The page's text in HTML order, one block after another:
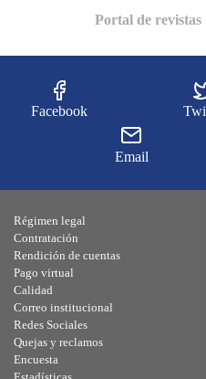
Portal de revistas
Facebook
Email
Régimen legal
Contratación
Rendición de cuentas
Pago virtual
Calidad
Correo institucional
Redes Sociales
Quejas y reclamos
Encuesta